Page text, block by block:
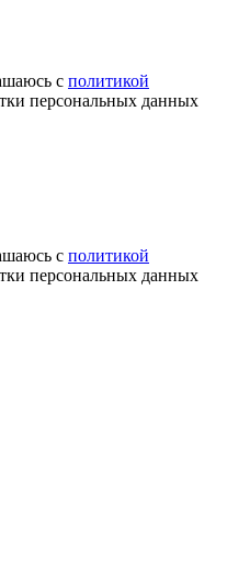
с политикой
персональных данных
с политикой
персональных данных